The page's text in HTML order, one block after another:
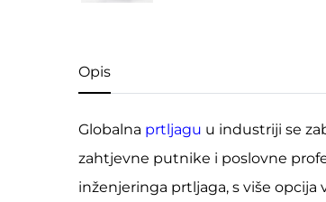
Opis
Globalna prtljagu u industriji se
zahtjevne putnike i poslovne
inženjeringa prtljaga, s više